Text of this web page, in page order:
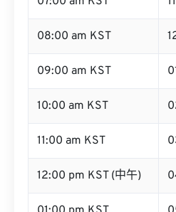
08:00 am KST
09:00 am KST
10:00 am KST
11:00 am KST
12:00 pm KST (中午)